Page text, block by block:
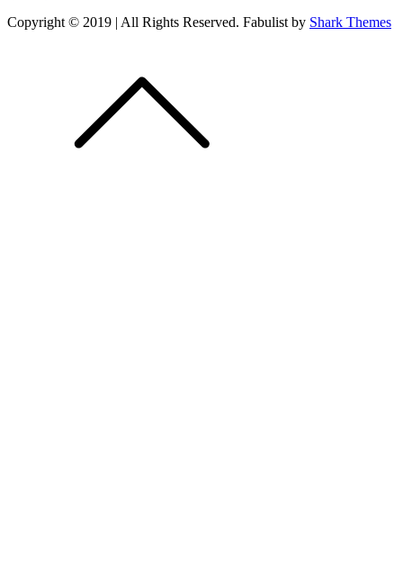
Copyright © 2019 | All Rights Reserved. Fabulist by Shark Themes